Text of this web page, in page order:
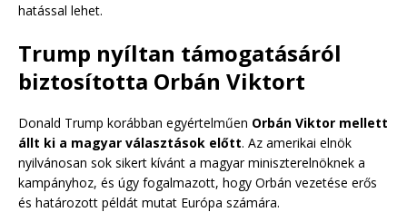
hatással lehet.
Trump nyíltan támogatásáról
biztosította Orbán Viktort
Donald Trump korábban egyértelműen Orbán Viktor mellett
állt ki a magyar választások előtt. Az amerikai elnök
nyilvánosan sok sikert kívánt a magyar miniszterelnöknek a
kampányhoz, és úgy fogalmazott, hogy Orbán vezetése erős
és határozott példát mutat Európa számára.